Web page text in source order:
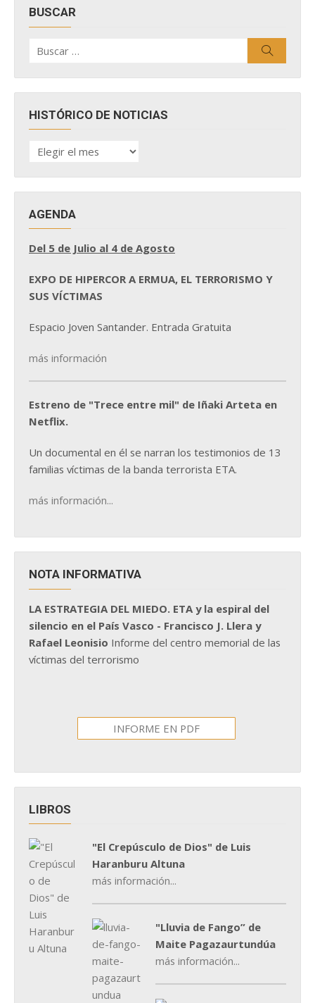
BUSCAR
por:
HISTÓRICO DE NOTICIAS
HISTÓRICO
DE
AGENDA
Del 5 de Julio al 4 de Agosto
EXPO DE HIPERCOR A ERMUA, EL TERRORISMO Y
SUS VÍCTIMAS
Espacio Joven Santander. Entrada Gratuita
más información
Estreno de "Trece entre mil" de Iñaki Arteta en
Netflix.
Un documental en él se narran los testimonios de 13
familias víctimas de la banda terrorista ETA.
más información...
NOTA INFORMATIVA
LA ESTRATEGIA DEL MIEDO. ETA y la espiral del
silencio en el País Vasco - Francisco J. Llera y
Rafael Leonisio Informe del centro memorial de las
víctimas del terrorismo
INFORME EN PDF
LIBROS
"El Crepúsculo de Dios" de Luis
Haranburu Altuna
más información...
"Lluvia de Fango” de
Maite Pagazaurtundúa
más información...